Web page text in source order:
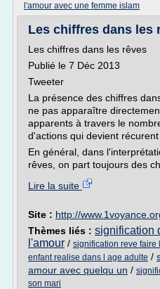
l'amour avec une femme islam
Les chiffres dans les
Les chiffres dans les rêves
Publié le 7 Déc 2013
Tweeter
La présence des chiffres
ne pas apparaître
apparents à travers le
d'actions qui devient
En général, dans
rêves, on part toujours des
Lire la suite
Site : http://
Thèmes liés : signification
l'amour / signification reve faire
enfant realise dans l age adulte /
amour avec quelqu un /
son mari